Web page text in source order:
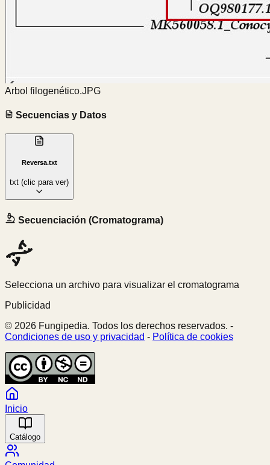
Arbol filogenético.JPG
Secuencias y Datos
Reversa.txt
txt (clic para ver)
Secuenciación (Cromatograma)
Selecciona un archivo para visualizar el cromatograma
Publicidad
© 2026 Fungipedia. Todos los derechos reservados. -
Condiciones de uso y privacidad - Política de cookies
Inicio
Catálogo